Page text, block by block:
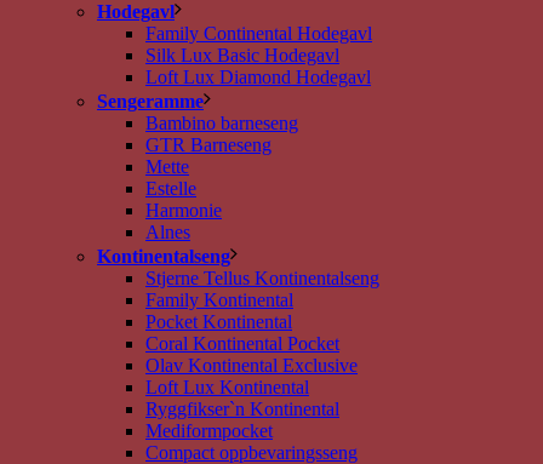
Hodegavl
Family Continental Hodegavl
Silk Lux Basic Hodegavl
Loft Lux Diamond Hodegavl
Sengeramme
Bambino barneseng
GTR Barneseng
Mette
Estelle
Harmonie
Alnes
Kontinentalseng
Stjerne Tellus Kontinentalseng
Family Kontinental
Pocket Kontinental
Coral Kontinental Pocket
Olav Kontinental Exclusive
Loft Lux Kontinental
Ryggfikser`n Kontinental
Mediformpocket
Compact oppbevaringsseng